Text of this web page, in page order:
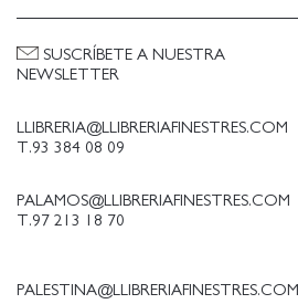
LLIBRERIA@LLIBRERIAFINESTRES.COM
T.93 384 08 09
PALAMOS@LLIBRERIAFINESTRES.COM
T.97 213 18 70
PALESTINA@LLIBRERIAFINESTRES.COM
SUSCRÍBETE A NUESTRA
NEWSLETTER